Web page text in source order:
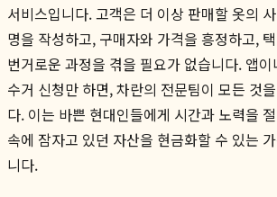
서비스입니다. 고객은 더 이상 판매할 옷의
명을 작성하고, 구매자와 가격을 흥정하고,
번거로운 과정을 겪을 필요가 없습니다. 앱
수거 신청만 하면, 차란의 전문팀이 모든 것
다. 이는 바쁜 현대인들에게 시간과 노력을
속에 잠자고 있던 자산을 현금화할 수 있는
니다.